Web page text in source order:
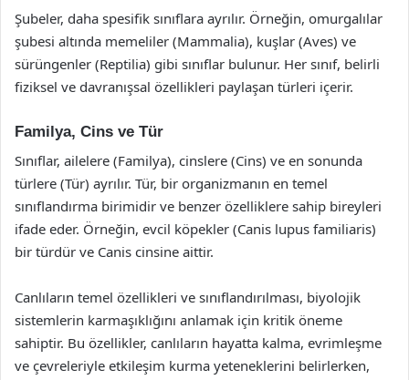
Şubeler, daha spesifik sınıflara ayrılır. Örneğin, omurgalılar
şubesi altında memeliler (Mammalia), kuşlar (Aves) ve
sürüngenler (Reptilia) gibi sınıflar bulunur. Her sınıf, belirli
fiziksel ve davranışsal özellikleri paylaşan türleri içerir.
Familya, Cins ve Tür
Sınıflar, ailelere (Familya), cinslere (Cins) ve en sonunda
türlere (Tür) ayrılır. Tür, bir organizmanın en temel
sınıflandırma birimidir ve benzer özelliklere sahip bireyleri
ifade eder. Örneğin, evcil köpekler (Canis lupus familiaris)
bir türdür ve Canis cinsine aittir.
Canlıların temel özellikleri ve sınıflandırılması, biyolojik
sistemlerin karmaşıklığını anlamak için kritik öneme
sahiptir. Bu özellikler, canlıların hayatta kalma, evrimleşme
ve çevreleriyle etkileşim kurma yeteneklerini belirlerken,